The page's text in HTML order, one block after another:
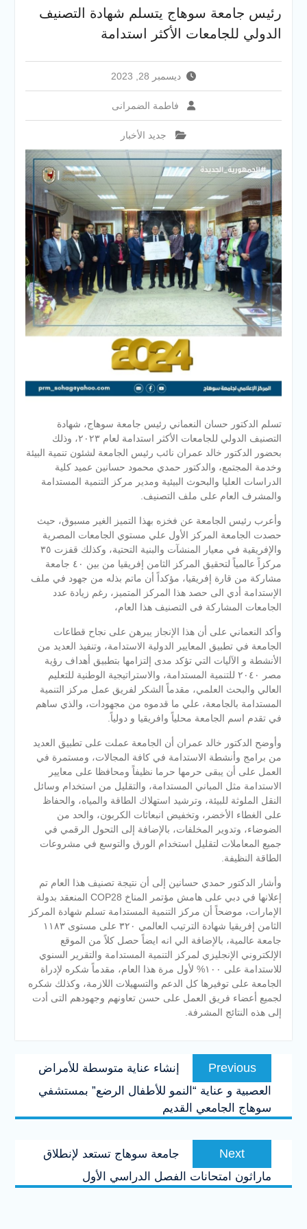
والخدمية بجامعة سوهاج
الجديدة
جامعة سوهاج تفتح أبوابها
الإلكتروني للقبول بالجامعات
2026
رئيس جامعة سوهاج يتسلم شهادة التصنيف
الدولي للجامعات الأكثر استدامة
ديسمبر 28, 2023
فاطمة الضمرانى
جديد الأخبار
تسلم الدكتور حسان النعماني رئيس جامعة سوهاج، شهادة
التصنيف الدولي للجامعات الأكثر استدامة لعام ٢٠٢٣، وذلك
بحضور الدكتور خالد عمران نائب رئيس الجامعة لشئون تنمية البيئة
وخدمة المجتمع، والدكتور حمدي محمود حسانين عميد كلية
الدراسات العليا والبحوث البيئية ومدير مركز التنمية المستدامة
والمشرف العام على ملف التصنيف.
وأعرب رئيس الجامعة عن فخزه بهذا التميز الغير مسبوق، حيث
حصدت الجامعة المركز الأول علي مستوي الجامعات المصرية
والإفريقية في معيار المنشآت والبنية التحتية، وكذلك قفزت ٣٥
مركزاً عالمياً لتحقيق المركز الثامن إفريقيا من بين ٤٠ جامعة
مشاركة من قارة إفريقيا، مؤكداً أن ماتم بذله من جهود في ملف
الإستدامة أدي الى حصد هذا المركز المتميز، رغم زيادة عدد
الجامعات المشاركة فى التصنيف هذا العام،
وأكد النعماني على أن هذا الإنجاز يبرهن على نجاح قطاعات
الجامعة في تطبيق المعايير الدولية الاستدامة، وتنفيذ العديد من
الأنشطة و الآليات التي تؤكد مدى إلتزامها بتطبيق أهداف رؤية
مصر ٢٠٤٠ للتنمية المستدامة، والاستراتيجية الوطنية للتعليم
العالي والبحث العلمي، مقدماً الشكر لفريق عمل مركز التنمية
المستدامة بالجامعة، علي ما قدموه من مجهودات، والذي ساهم
في تقدم اسم الجامعة محلياً وافريقيا و دولياً.
وأوضح الدكتور خالد عمران أن الجامعة عملت على تطبيق العديد
من برامج وأنشطة الاستدامة في كافة المجالات، ومستمرة في
العمل على أن يبقى حرمها حرما نظيفاً ومحافظا على معايير
الاستدامة مثل المباني المستدامة، والتقليل من استخدام وسائل
النقل الملوثة للبيئة، وترشيد استهلاك الطاقة والمياه، والحفاظ
على الغطاء الأخضر، وتخفيض انبعاثات الكربون، والحد من
الضوضاء، وتدوير المخلفات، بالإضافة إلى التحول الرقمي في
جميع المعاملات لتقليل استخدام الورق والتوسع في مشروعات
الطاقة النظيفة.
وأشار الدكتور حمدي حسانين إلى أن نتيجة تصنيف هذا العام تم
إعلانها في دبي على هامش مؤتمر المناخ COP28 المنعقد بدولة
الإمارات، موضحاً أن مركز التنمية المستدامة تسلم شهادة المركز
الثامن إفريقيا شهادة الترتيب العالمي ٣٢٠ على مستوى ١١٨٣
جامعة عالمية، بالإضافة الي انه ايضاً حصل كلاً من الموقع
الإلكتروني الإنجليزي لمركز التنمية المستدامة والتقرير السنوي
للاستدامة على ١٠٠% لأول مرة هذا العام، مقدماً شكره لإدراة
الجامعة على توفيرها كل الدعم والتسهيلات اللازمة، وكذلك شكره
لجميع أعضاء فريق العمل على حسن تعاونهم وجهودهم التى أدت
إلى هذه النتائج المشرفة.
تصفّح
المقالاتPrevious
Previous
post:
إنشاء عناية متوسطة للأمراض
العصبية و عناية “النمو للأطفال الرضع” بمستشفي
سوهاج الجامعي القديم
Next
Next
post:
جامعة سوهاج تستعد لإنطلاق
ماراثون امتحانات الفصل الدراسي الأول